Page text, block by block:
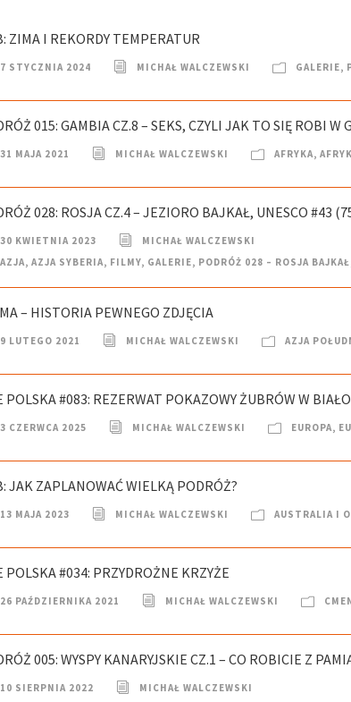
ZIMA I REKORDY TEMPERATUR
7 STYCZNIA 2024 MICHAŁ WALCZEWSKI GALERIE,
015: GAMBIA CZ.8 – SEKS, CZYLI JAK TO SIĘ ROBI
31 MAJA 2021 MICHAŁ WALCZEWSKI AFRYKA,
028: ROSJA CZ.4 – JEZIORO BAJKAŁ, UNESCO #43
30 KWIETNIA 2023
MICHAŁ WALCZEWSKI
AZJA, AZJA SYBERIA, FILMY, GALERIE, PODRÓŻ 028 – ROSJA BAJKAŁ
– HISTORIA PEWNEGO ZDJĘCIA
9 LUTEGO 2021 MICHAŁ WALCZEWSKI AZJA
POLSKA #083: REZERWAT POKAZOWY ŻUBRÓW W
3 CZERWCA 2025 MICHAŁ WALCZEWSKI EUROPA,
JAK ZAPLANOWAĆ WIELKĄ PODRÓŻ?
13 MAJA 2023 MICHAŁ WALCZEWSKI AUSTRALIA I
POLSKA #034: PRZYDROŻNE KRZYŻE
26 PAŹDZIERNIKA 2021 MICHAŁ WALCZEWSKI
005: WYSPY KANARYJSKIE CZ.1 – CO ROBICIE Z
10 SIERPNIA 2022
MICHAŁ WALCZEWSKI